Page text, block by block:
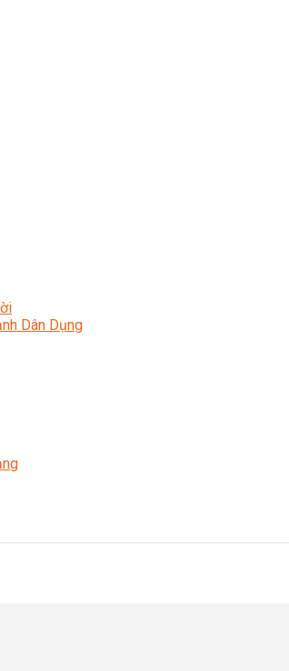
Dân Dụng